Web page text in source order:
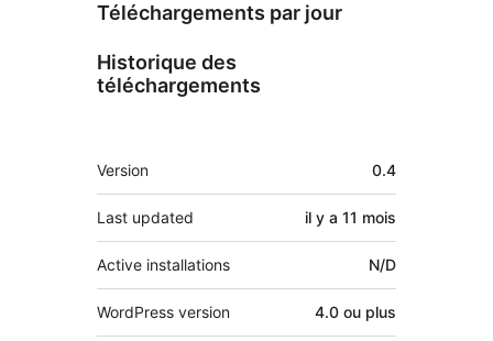
Téléchargements par jour
Historique des
téléchargements
Méta
Version 0.4
Last updated il y a 11 mois
Active installations N/D
WordPress version 4.0 ou plus